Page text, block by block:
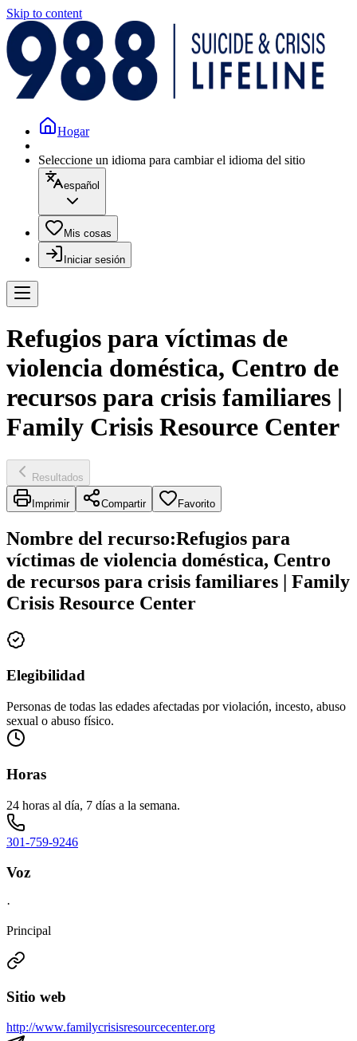
Skip to content
Hogar
Seleccione un idioma para cambiar el idioma del sitio
español
Mis cosas
Iniciar sesión
Refugios para víctimas de
violencia doméstica, Centro de
recursos para crisis familiares |
Family Crisis Resource Center
Resultados
Imprimir Compartir Favorito
Nombre del recurso:Refugios para
víctimas de violencia doméstica, Centro
de recursos para crisis familiares | Family
Crisis Resource Center
Elegibilidad
Personas de todas las edades afectadas por violación, incesto, abuso
sexual o abuso físico.
Horas
24 horas al día, 7 días a la semana.
301-759-9246
Voz
·
Principal
Sitio web
http://www.familycrisisresourcecenter.org